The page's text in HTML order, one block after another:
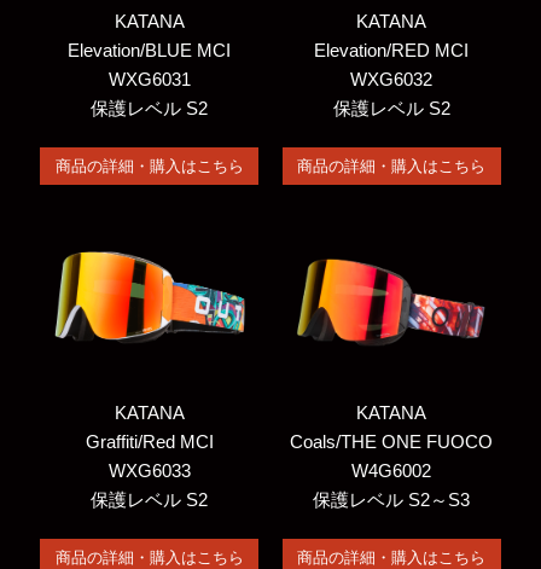
KATANA
Elevation/BLUE MCI
WXG6031
保護レベル S2
商品の詳細・購入はこちら
KATANA
Elevation/RED MCI
WXG6032
保護レベル S2
商品の詳細・購入はこちら
KATANA
Graffiti/Red MCI
WXG6033
保護レベル S2
商品の詳細・購入はこちら
KATANA
Coals/THE ONE FUOCO
W4G6002
保護レベル S2～S3
商品の詳細・購入はこちら